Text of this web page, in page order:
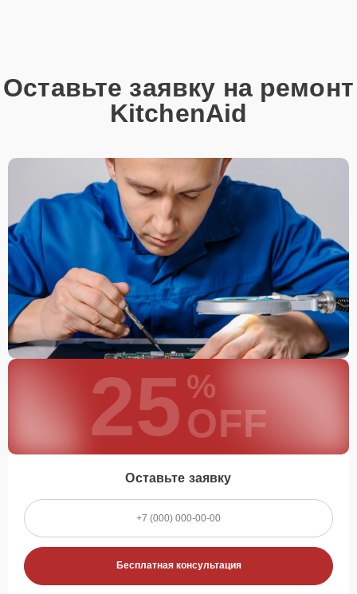
Оставьте заявку на ремонт
KitchenAid
25 %
OFF
Оставьте заявку
Бесплатная консультация